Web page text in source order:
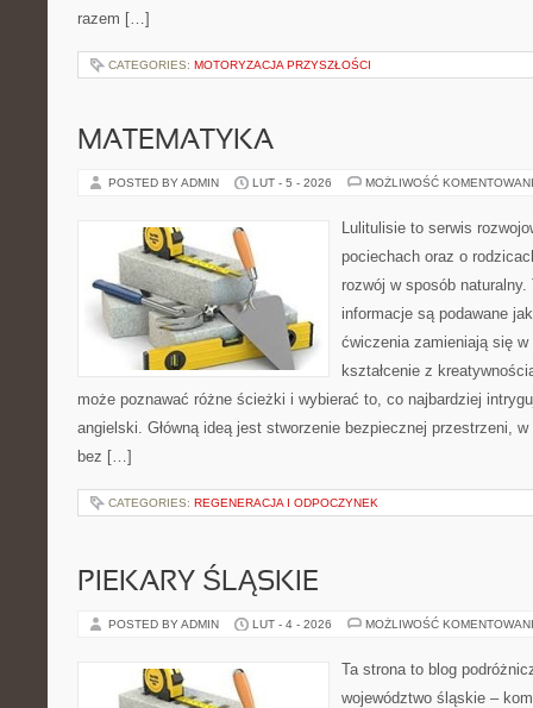
razem […]
CATEGORIES: MOTORYZACJA PRZYSZŁOŚCI
MATEMATYKA
POSTED BY ADMIN LUT - 5 - 2026 MOŻLIWOŚĆ
Lulitulisie to serwis
pociechach oraz o
rozwój w sposób
informacje są podawane
ćwiczenia zamieniają się w
kształcenie z
może poznawać różne ścieżki i wybierać to, co najbardziej
angielski. Główną ideą jest stworzenie bezpiecznej przestrzeni,
bez […]
CATEGORIES: REGENERACJA I ODPOCZYNEK
PIEKARY ŚLĄSKIE
POSTED BY ADMIN LUT - 4 - 2026 MOŻLIWOŚĆ
Ta strona to blog
województwo śląskie –